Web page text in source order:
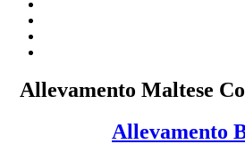
Allevamento Maltese
Allevamento